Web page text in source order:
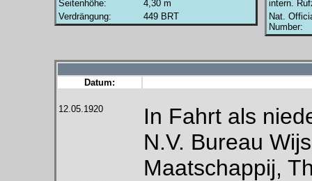
Seitenhöhe:
4,30 m
Verdrängung:
449 BRT
intern.
Nat.
Number:
Datum:
12.05.1920
In Fahrt als
N.V. Bureau
Maatschappij,